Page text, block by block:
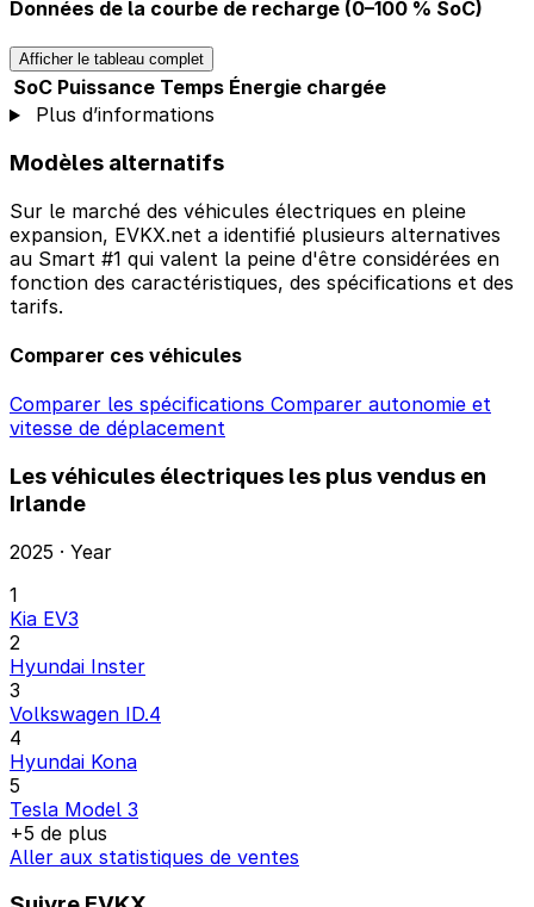
Données de la courbe de recharge (0–100 % SoC)
Afficher le tableau complet
SoC Puissance Temps Énergie chargée
Plus d’informations
Modèles alternatifs
Sur le marché des véhicules électriques en pleine
expansion, EVKX.net a identifié plusieurs alternatives
au Smart #1 qui valent la peine d'être considérées en
fonction des caractéristiques, des spécifications et des
tarifs.
Comparer ces véhicules
Comparer les spécifications Comparer autonomie et
vitesse de déplacement
Les véhicules électriques les plus vendus en
Irlande
2025 · Year
1
Kia EV3
2
Hyundai Inster
3
Volkswagen ID.4
4
Hyundai Kona
5
Tesla Model 3
+5 de plus
Aller aux statistiques de ventes